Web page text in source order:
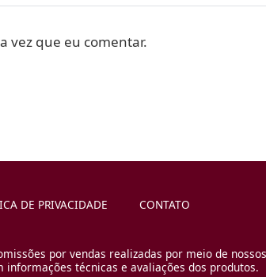
vez que eu comentar.
DE PRIVACIDADE CONTATO
por vendas realizadas por meio de
técnicas e avaliações dos produtos.